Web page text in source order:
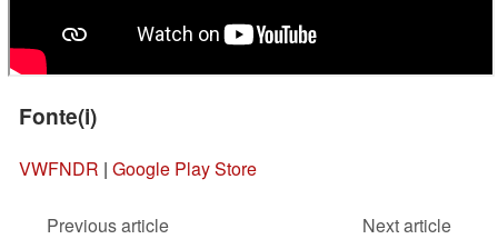
Fonte(i)
VWFNDR | Google Play Store
Previous article
Next article